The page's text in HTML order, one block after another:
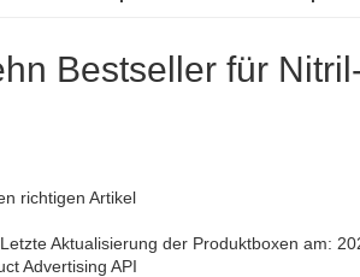
Bestseller für
richtigen Artikel
Aktualisierung der Produktboxen am:
Advertising API